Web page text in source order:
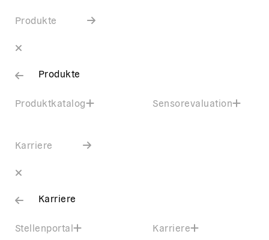
Produkte
Produkte
Produktkatalog Sensorevaluation
Karriere
Karriere
Stellenportal Karriere